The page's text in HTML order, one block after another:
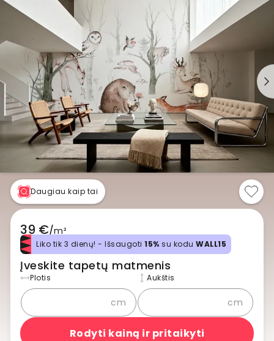
Daugiau kaip tai
39 €/m²
Liko tik 3 dienų! - Išsaugoti 15% su kodu WALL15
Įveskite tapetų matmenis
Plotis
cm
Aukštis
cm
Rodyti kainą ir pritaikyti